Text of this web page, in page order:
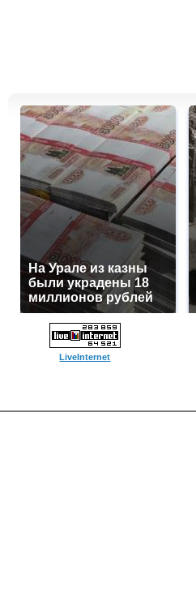
На Урале из казны
были украдены 18
миллионов рублей
LiveInternet